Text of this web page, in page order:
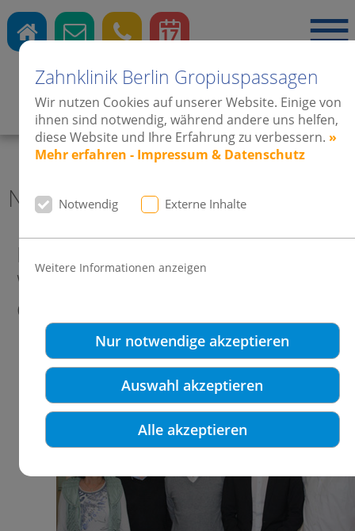
Zahnklinik Berlin Gropiuspassagen
Wir nutzen Cookies auf unserer Website. Einige von
ihnen sind notwendig, während andere uns helfen,
diese Website und Ihre Erfahrung zu verbessern. »
Mehr erfahren - Impressum & Datenschutz
Notwendig Externe Inhalte
Weitere Informationen anzeigen
Nur notwendige akzeptieren
Auswahl akzeptieren
Alle akzeptieren
Zahnärzte ·Kieferorthopädie ·Implantate
News 2015 Zahnklinik Berlin
Forestadent besucht Dres.
Weinsheimer-Harms in den
Gropiuspassagen in Berlin